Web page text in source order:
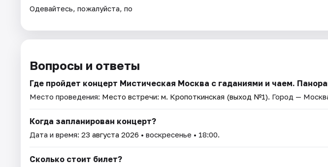
Одевайтесь, пожалуйста, по
Вопросы и ответы
Где пройдет концерт Мистическая Москва с гаданиями и чаем.
Место проведения: Место встречи: м. Кропоткинская (выход №1). Город —
Когда запланирован концерт?
Дата и время: 23 августа 2026 • воскресенье • 18:00.
Сколько стоит билет?